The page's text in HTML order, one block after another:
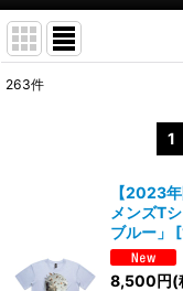
並び順 :
263件
1
【2023
メンズT
ブルー」
[
8,500円(